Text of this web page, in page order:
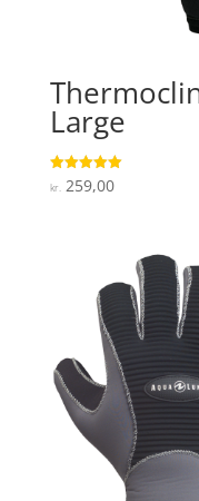
Large
Vurderet
5
kr. 259,00